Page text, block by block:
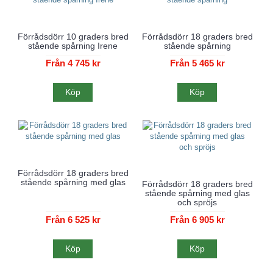
Förrådsdörr 10 graders bred
stående spårning Irene
Från 4 745 kr
Köp
Förrådsdörr 18 graders bred
stående spårning
Från 5 465 kr
Köp
Förrådsdörr 18 graders bred
stående spårning med glas
Från 6 525 kr
Köp
Förrådsdörr 18 graders bred
stående spårning med glas
och spröjs
Från 6 905 kr
Köp